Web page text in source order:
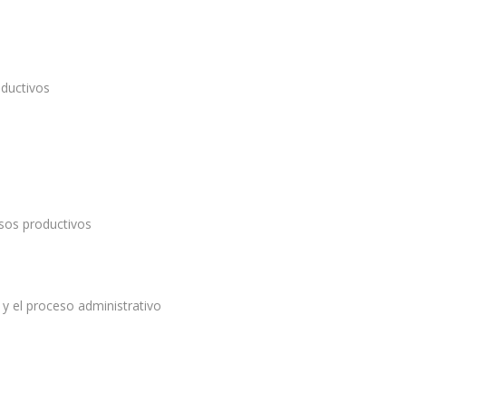
productivos
el proceso administrativo